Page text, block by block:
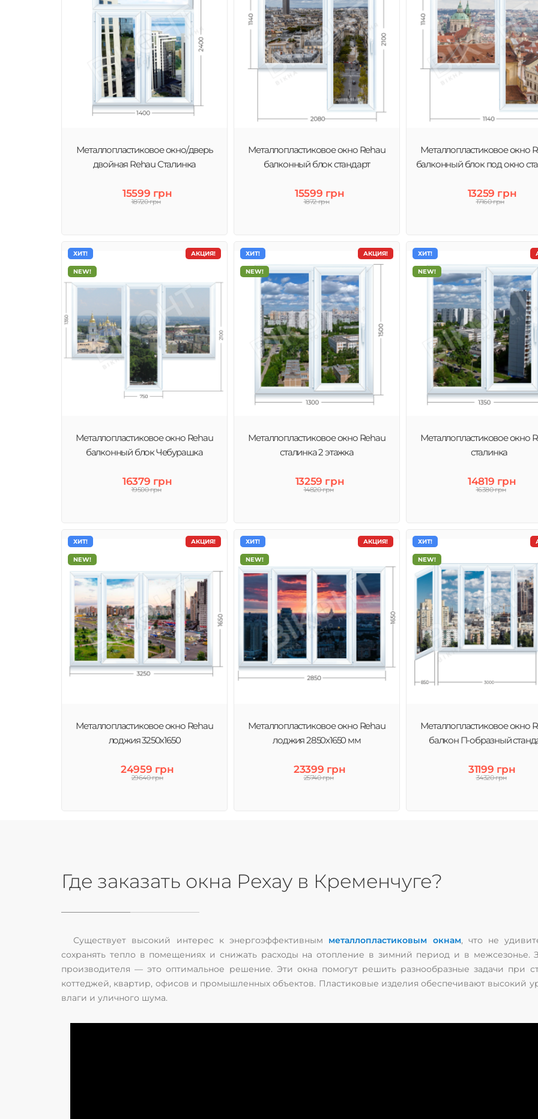
Металлопластиковое окно/дверь
двойная Rehau Сталинка
15599 грн
18720 грн
Металлопластиковое окно Rehau
балконный блок стандарт
15599 грн
1872 грн
Металлопластиковое окно
балконный блок под окно
13259 грн
17160 грн
АКЦИЯ!
ХИТ!
NEW!
Металлопластиковое окно Rehau
балконный блок Чебурашка
16379 грн
19500 грн
АКЦИЯ!
ХИТ!
NEW!
Металлопластиковое окно Rehau
сталинка 2 этажка
13259 грн
14820 грн
ХИТ!
NEW!
Металлопластиковое окно
сталинка
14819 грн
16380 грн
АКЦИЯ!
ХИТ!
NEW!
Металлопластиковое окно Rehau
лоджия 3250х1650
24959 грн
29640 грн
АКЦИЯ!
ХИТ!
NEW!
Металлопластиковое окно Rehau
лоджия 2850х1650 мм
23399 грн
25740 грн
ХИТ!
NEW!
Металлопластиковое окно
балкон П-образный
31199 грн
34320 грн
Где заказать окна Рехау в Кременчуге?
Существует высокий интерес к энергоэффективным металлопластиковым окнам, что не
сохранять тепло в помещениях и снижать расходы на отопление в зимний период и в межсезонье.
производителя — это оптимальное решение. Эти окна помогут решить разнообразные задачи при
коттеджей, квартир, офисов и промышленных объектов. Пластиковые изделия обеспечивают высокий
влаги и уличного шума.